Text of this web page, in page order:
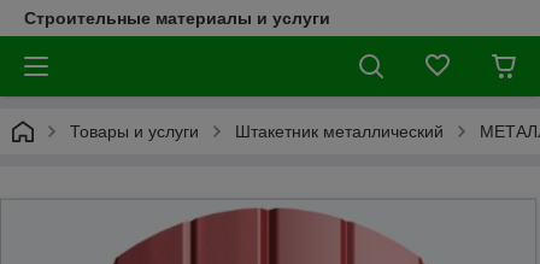
Строительные материалы и услуги
Товары и услуги Штакетник металлический